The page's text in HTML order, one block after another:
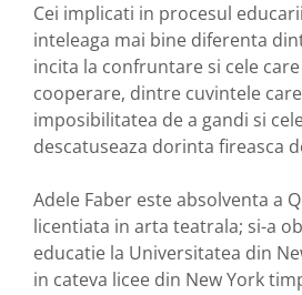
Cei implicati in procesul
inteleaga mai bine diferenta
incita la confruntare si cele
cooperare, dintre cuvintele
imposibilitatea de a gandi si
descatuseaza dorinta fireasca
Adele Faber este absolventa a
licentiata in arta teatrala; si-a
educatie la Universitatea din
in cateva licee din New York